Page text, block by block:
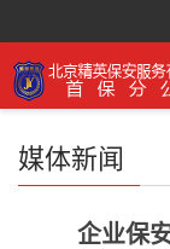
媒体新闻
企业保